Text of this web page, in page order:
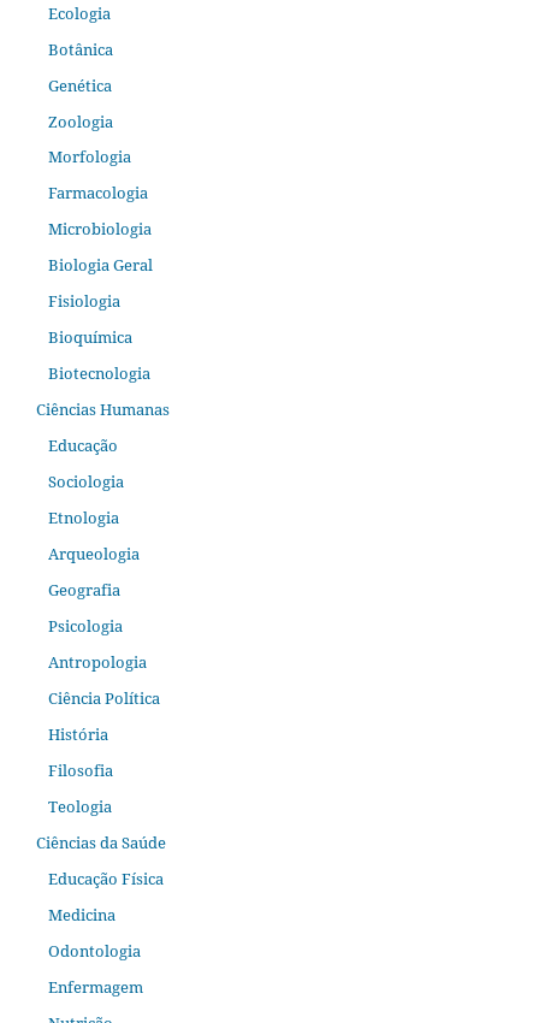
Ecologia
Botânica
Genética
Zoologia
Morfologia
Farmacologia
Microbiologia
Biologia Geral
Fisiologia
Bioquímica
Biotecnologia
Ciências Humanas
Educação
Sociologia
Etnologia
Arqueologia
Geografia
Psicologia
Antropologia
Ciência Política
História
Filosofia
Teologia
Ciências da Saúde
Educação Física
Medicina
Odontologia
Enfermagem